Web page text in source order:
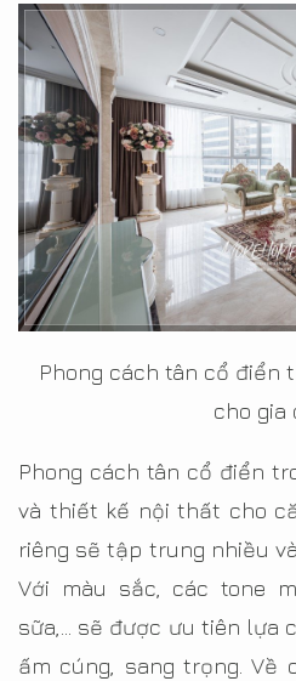
Phong cách tân cổ điển
cho gia
Phong cách tân cổ điển
và thiết kế nội thất cho
riêng sẽ tập trung nhiều
Với màu sắc, các tone
sữa,... sẽ được ưu tiên lựa
ấm cúng, sang trọng.